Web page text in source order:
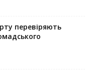
перевіряють